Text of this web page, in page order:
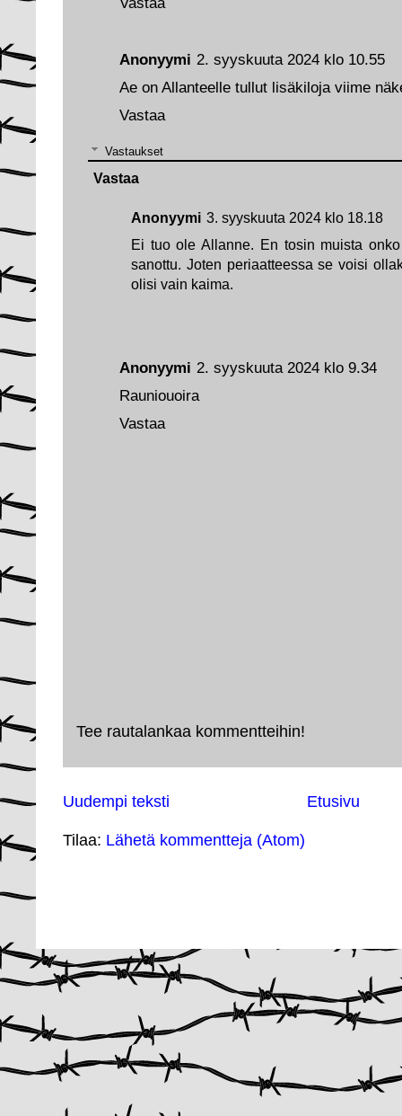
Anonyymi 2. syyskuuta 2024 klo 9.34
Rauniouoira
Vastaa
Anonyymi 2. syyskuuta 2024 klo 10.55
Ae on Allanteelle tullut lisäkiloja viime
Vastaa
Vastaukset
Anonyymi 3. syyskuuta 2024 klo 18.18
Ei tuo ole Allanne. En tosin muista
sanottu. Joten periaatteessa se voisi
olisi vain kaima.
Vastaa
Tee rautalankaa kommentteihin!
Uudempi teksti Etusivu
Tilaa: Lähetä kommentteja (Atom)